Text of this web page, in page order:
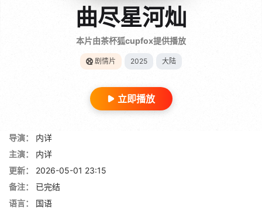
曲尽星河灿
本片由茶杯狐cupfox提供播放
剧情片 2025 大陆
立即播放
导演：
内详
主演：
内详
更新：
2026-05-01 23:15
备注：
已完结
语言：
国语